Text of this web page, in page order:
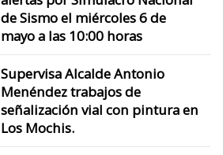
de Sismo el miércoles 6 de
mayo a las 10:00 horas
Supervisa Alcalde Antonio
Menéndez trabajos de
señalización vial con pintura en
Los Mochis.